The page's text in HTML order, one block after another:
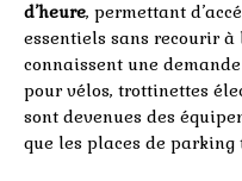
d’heure, permettant
essentiels sans recourir
connaissent une
pour vélos, trottinettes
sont devenues des
que les places de